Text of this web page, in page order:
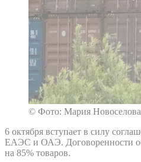
© Фото: Мария
6 октября вступает в силу
ЕАЭС и ОАЭ. Договоренности
на 85% товаров.